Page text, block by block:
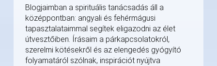
Blogjaimban a spirituális tanácsadás áll a
középpontban: angyali és fehérmágusi
tapasztalataimmal segítek eligazodni az élet
útvesztőiben. Írásaim a párkapcsolatokról,
szerelmi kötésekről és az elengedés gyógyító
folyamatáról szólnak, inspirációt nyújtva